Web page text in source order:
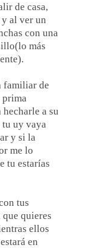
de casa,
al ver un
con una
más
familiar de
prima
a su
uy vaya
y si la
me lo
tu estarías
tus
que quieres
ellos
en